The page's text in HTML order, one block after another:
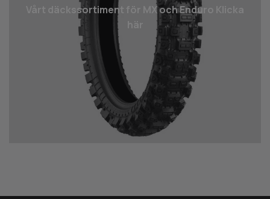
Vårt däcks­sortiment för MX och Enduro Klicka